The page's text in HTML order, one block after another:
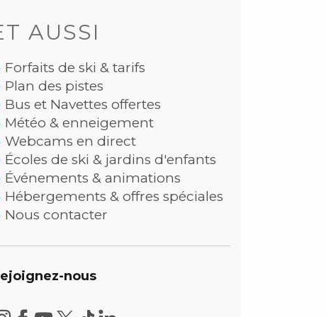
AUSSI
Forfaits de ski & tarifs
Plan des pistes
Bus et Navettes offertes
Météo & enneigement
Webcams en direct
Écoles de ski & jardins d'enfants
Événements & animations
Hébergements & offres spéciales
Nous contacter
nous